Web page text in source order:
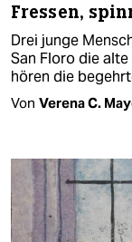
Fressen,
Drei junge
San Floro die
hören die
Von Verena C.